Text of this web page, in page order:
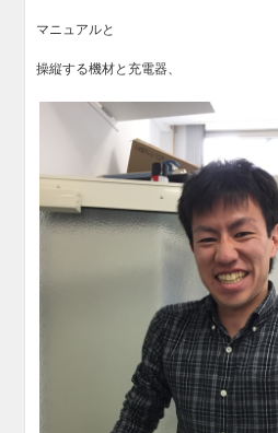
マニュアルと
操縦する機材と充電器、